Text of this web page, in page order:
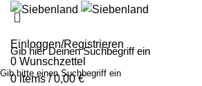
Einloggen/Registrieren
0 Wunschzettel
0items / 0,00€
Gib bitte einen Suchbegriff ein